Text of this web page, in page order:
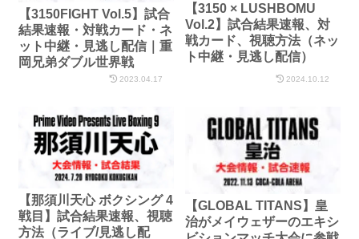
【3150FIGHT Vol.5】試合
結果速報・対戦カード・ネ
ット中継・見逃し配信｜重
岡兄弟ダブル世界戦
2023.04.17
【3150 × LUSHBOMU
Vol.2】試合結果速報、対
戦カード、視聴方法（ネッ
ト中継・見逃し配信）
2024.10.12
【那須川天心 ボクシング 4
戦目】試合結果速報、視聴
方法（ライブ/見逃し配
【GLOBAL TITANS】皇
治がメイウェザーのエキシ